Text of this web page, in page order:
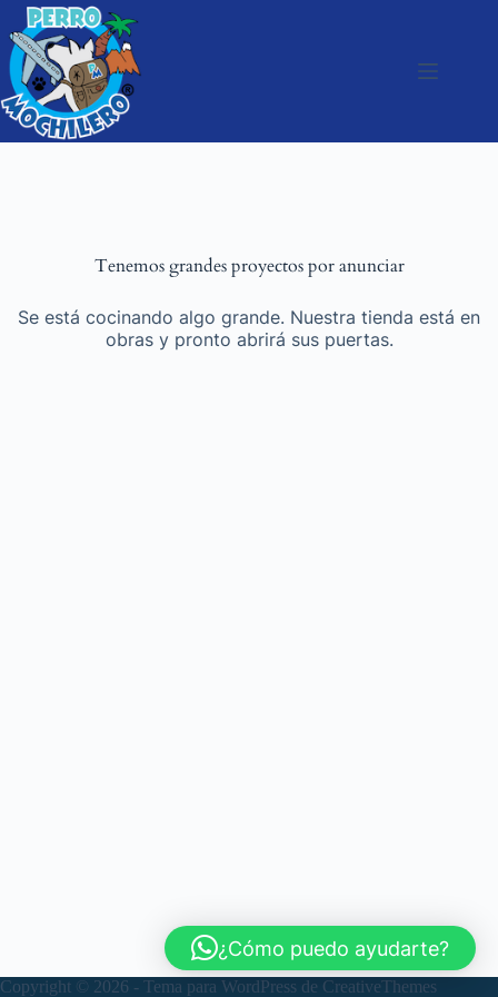
Tenemos grandes proyectos por anunciar
Se está cocinando algo grande. Nuestra tienda está en
obras y pronto abrirá sus puertas.
Copyright © 2026 - Tema para WordPress de CreativeThemes
¿Cómo puedo ayudarte?